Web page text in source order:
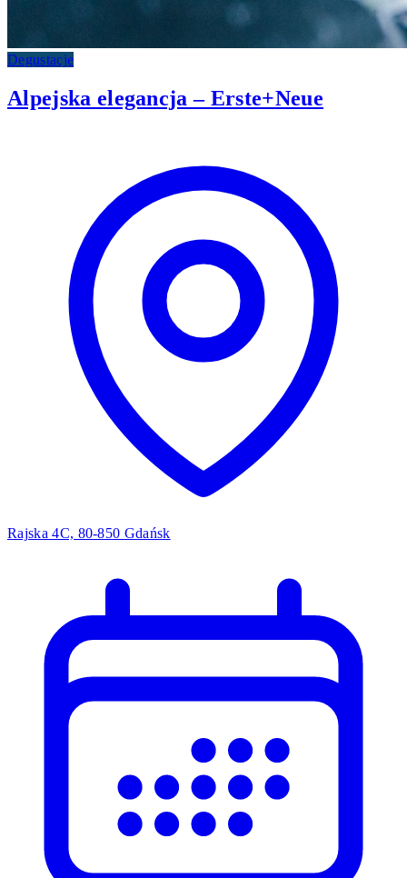
Degustacje
Alpejska elegancja – Erste+Neue
Rajska 4C, 80-850 Gdańsk